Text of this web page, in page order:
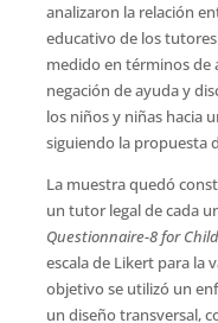
analizaron la relación
educativo de los
medido en términos de
negación de ayuda y
los niños y niñas hacia
siguiendo la propuesta
La muestra quedó
un tutor legal de cada
Questionnaire-8 for
escala de Likert para la
objetivo se utilizó un
un diseño transversal,